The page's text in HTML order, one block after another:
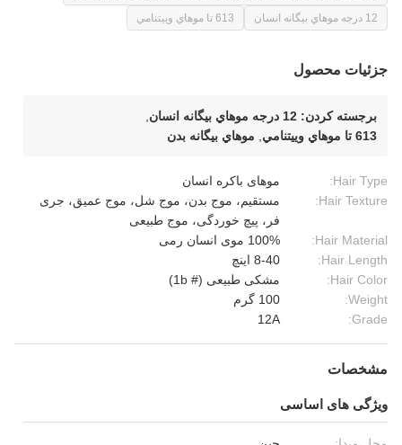
12 درجه موهاي بيگانه انسان
613 تا موهاي وييتنامي
جزئیات محصول
برجسته کردن: 12 درجه موهاي بيگانه انسان
613 تا موهاي وييتنامي
موهاي بيگانه بدن
Hair Type:
موهای باکره انسان
Hair Texture:
مستقیم، موج بدن، موج شل، موج عمیق، جری
فر، پیچ خوردگی، موج طبیعی
Hair Material:
100% موی انسان رمی
Hair Length:
8-40 اینچ
Hair Color:
مشکی طبیعی (# 1b)
Weight:
100 گرم
Grade:
12A
مشخصات
ویژگی های اساسی